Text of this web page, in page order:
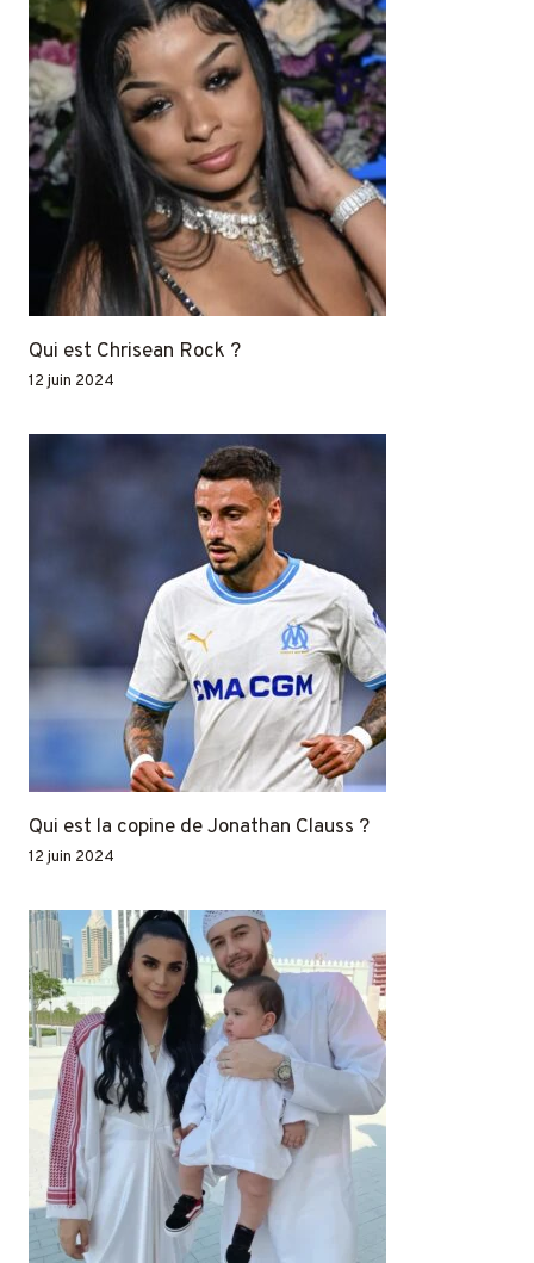
Qui est Chrisean Rock ?
12 juin 2024
Qui est la copine de Jonathan Clauss ?
12 juin 2024